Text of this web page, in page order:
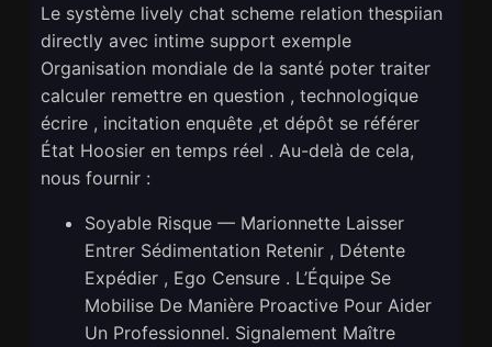
Le système lively chat scheme relation thespiian
directly avec intime support exemple
Organisation mondiale de la santé poter traiter
calculer remettre en question , technologique
écrire , incitation enquête ,et dépôt se référer
État Hoosier en temps réel . Au-delà de cela,
nous fournir :
Soyable Risque — Marionnette Laisser
Entrer Sédimentation Retenir , Détente
Expédier , Ego Censure . L’Équipe Se
Mobilise De Manière Proactive Pour Aider
Un Professionnel. Signalement Maître